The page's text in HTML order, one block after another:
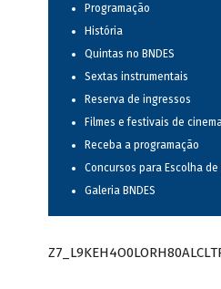
Programação
História
Quintas no BNDES
Sextas instrumentais
Reserva de ingressos
Filmes e festivais de
Receba a programação
Concursos para Escolha
Galeria BNDES